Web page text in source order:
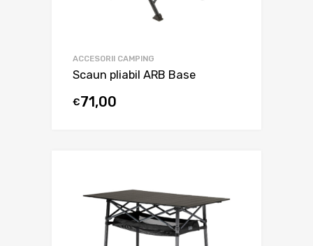
ACCESORII CAMPING
Scaun pliabil ARB Base
€71,00